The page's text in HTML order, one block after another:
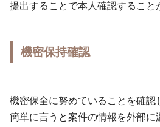
提出することで本人確認すること
機密保持確認
機密保全に努めていることを確認
簡単に言うと案件の情報を外部に